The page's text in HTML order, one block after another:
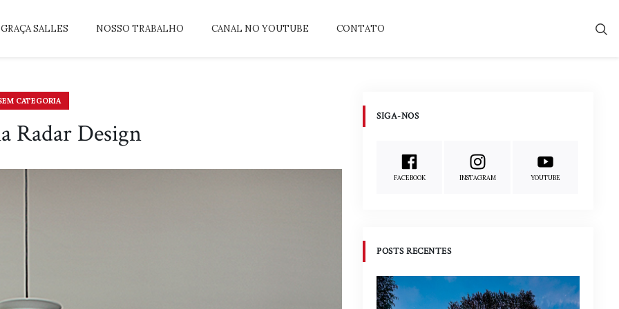
GRAÇA SALLES NOSSO TRABALHO CANAL NO YOUTUBE CONTATO
CATEGORIA
Radar Design
SIGA-NOS
FACEBOOK INSTAGRAM YOUTUBE
POSTS RECENTES